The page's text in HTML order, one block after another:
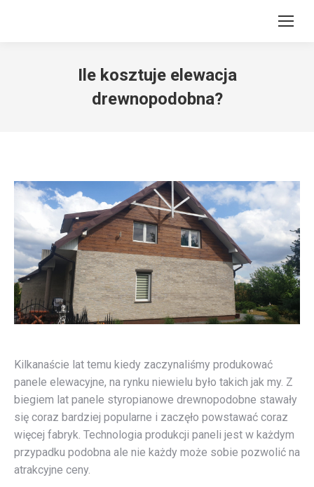
Ile kosztuje elewacja
drewnopodobna?
Kilkanaście lat temu kiedy zaczynaliśmy produkować
panele elewacyjne, na rynku niewielu było takich jak my. Z
biegiem lat panele styropianowe drewnopodobne stawały
się coraz bardziej popularne i zaczęło powstawać coraz
więcej fabryk. Technologia produkcji paneli jest w każdym
przypadku podobna ale nie każdy może sobie pozwolić na
atrakcyjne ceny.